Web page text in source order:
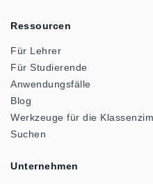
Ressourcen
Für Lehrer
Für Studierende
Anwendungsfälle
Blog
Werkzeuge für die
Suchen
Unternehmen